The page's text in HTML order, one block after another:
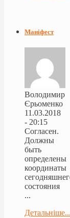
Маніфест
Володимир
Єрьоменко
11.03.2018
- 20:15
Согласен.
Должны
быть
определены
координаты
состояния
...
Детальніше...